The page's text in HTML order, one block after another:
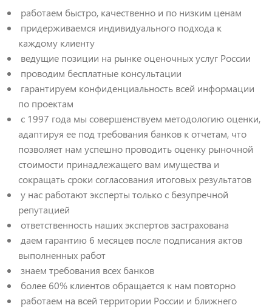
работаем быстро, качественно и по низким ценам
придерживаемся индивидуального подхода к
каждому клиенту
ведущие позиции на рынке оценочных услуг России
проводим бесплатные консультации
гарантируем конфиденциальность всей информации
по проектам
с 1997 года мы совершенствуем методологию оценки,
адаптируя ее под требования банков к отчетам, что
позволяет нам успешно проводить оценку рыночной
стоимости принадлежащего вам имущества и
сокращать сроки согласования итоговых результатов
у нас работают эксперты только с безупречной
репутацией
ответственность наших экспертов застрахована
даем гарантию 6 месяцев после подписания актов
выполненных работ
знаем требования всех банков
более 60% клиентов обращается к нам повторно
работаем на всей территории России и ближнего